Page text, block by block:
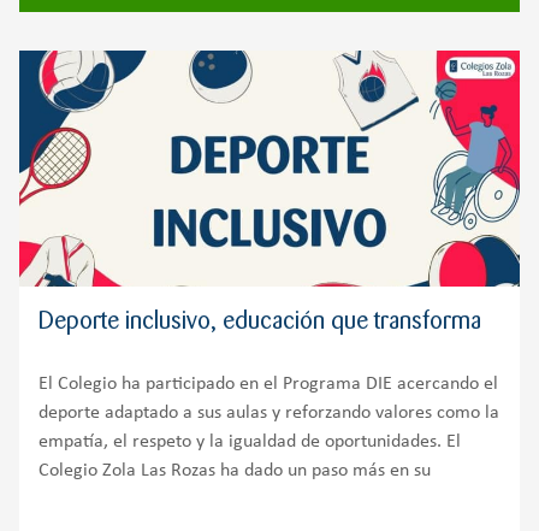
Deporte inclusivo, educación que transforma
El Colegio ha participado en el Programa DIE acercando el
deporte adaptado a sus aulas y reforzando valores como la
empatía, el respeto y la igualdad de oportunidades. El
Colegio Zola Las Rozas ha dado un paso más en su